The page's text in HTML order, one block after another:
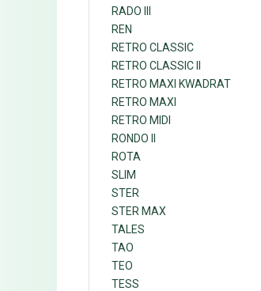
RADO III
REN
RETRO CLASSIC
RETRO CLASSIC II
RETRO MAXI KWADRAT
RETRO MAXI
RETRO MIDI
RONDO II
ROTA
SLIM
STER
STER MAX
TALES
TAO
TEO
TESS